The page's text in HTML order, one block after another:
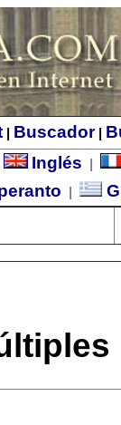
Buscador|
Inglés